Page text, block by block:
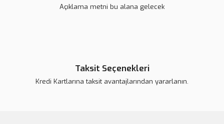
Açıklama metni bu alana gelecek
Taksit Seçenekleri
Kredi Kartlarına taksit avantajlarından yararlanın.